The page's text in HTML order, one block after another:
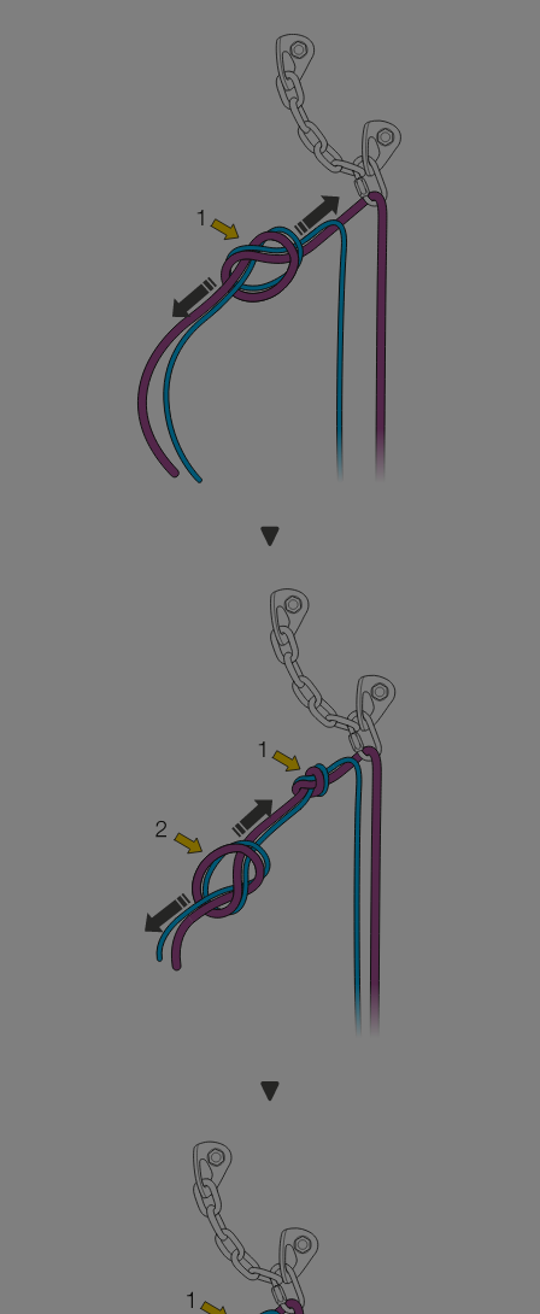
Forniamo esempi di tecniche relative alla vostra
attività. Ne possono esistere altre che non
vengono qui descritte.